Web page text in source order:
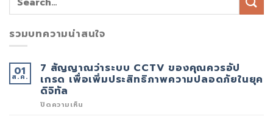
รวมบทความน่าสนใจ
01
ส.ค.
7 สัญญาณว่าระบบ CCTV ของคุณควรอัป
เกรด เพื่อเพิ่มประสิทธิภาพความปลอดภัยในยุค
ดิจิทัล
ปิดความเห็น